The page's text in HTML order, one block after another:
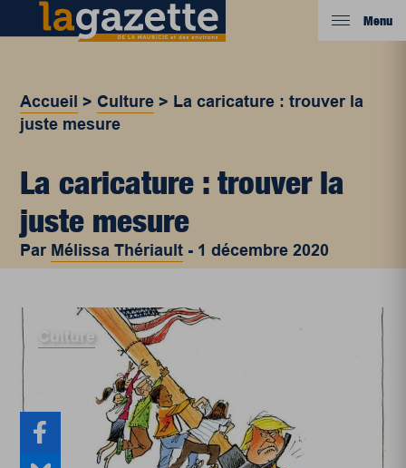
Menu
Accueil > Culture > La caricature : trouver la
juste mesure
La caricature : trouver la
juste mesure
Par Mélissa Thériault - 1 décembre 2020
Culture